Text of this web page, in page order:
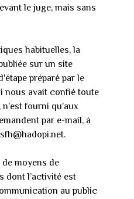
le juge, mais sans
habituelles, la
sur un site
préparé par le
nous avait confié toute
n'est fourni qu'aux
par e-mail, à
.
moyens de
dont l’activité est
au public